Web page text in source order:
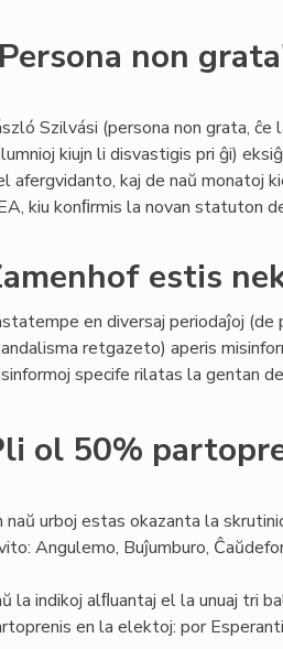
non
Szilvási (persona non grata, ĉe
kiujn li disvastigis pri ĝi)
afergvidanto, kaj de naŭ monatoj
kiu konﬁrmis la novan statuton
estis
en diversaj periodaĵoj
retgazeto) aperis
specife rilatas la gentan
ol 50%
naŭ urboj estas okazanta la
Angulemo, Buĵumburo,
la indikoj alﬂuantaj el la unuaj tri
en la elektoj: por